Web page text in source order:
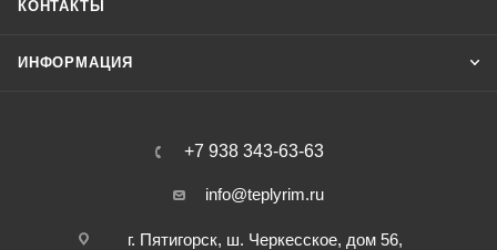
КОНТАКТЫ
ИНФОРМАЦИЯ
+7 938 343-63-63
info@teplyrim.ru
г. Пятигорск, ш. Черкесское, дом 56,